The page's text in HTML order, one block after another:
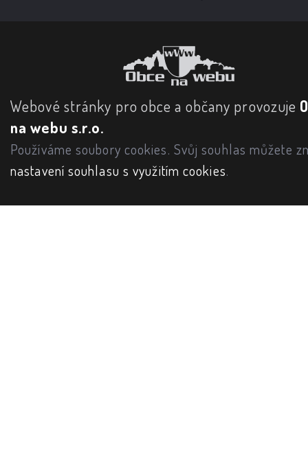
Webové stránky pro obce a občany provozuje
na webu s.r.o.
Používáme soubory cookies. Svůj souhlas můžete
nastavení souhlasu s využitím cookies.